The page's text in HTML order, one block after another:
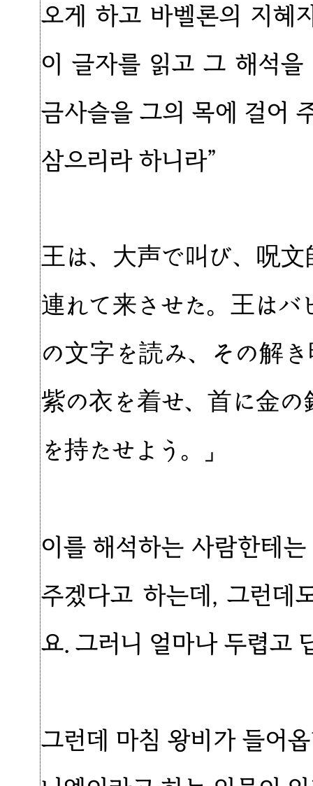
오게 하고 바벨론의 지혜
이 글자를 읽고 그 해석
금사슬을 그의 목에 걸어
삼으리라 하니라”
王は、大声で叫び、呪
連れて来させた。王はバ
の文字を読み、その解
紫の衣を着せ、首に金
を持たせよう。」
이를 해석하는 사람한테
주겠다고 하는데, 그런데
요. 그러니 얼마나 두렵고
그런데 마침 왕비가 들어